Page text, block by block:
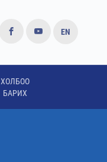
EN
ХОЛБОО
БАРИХ